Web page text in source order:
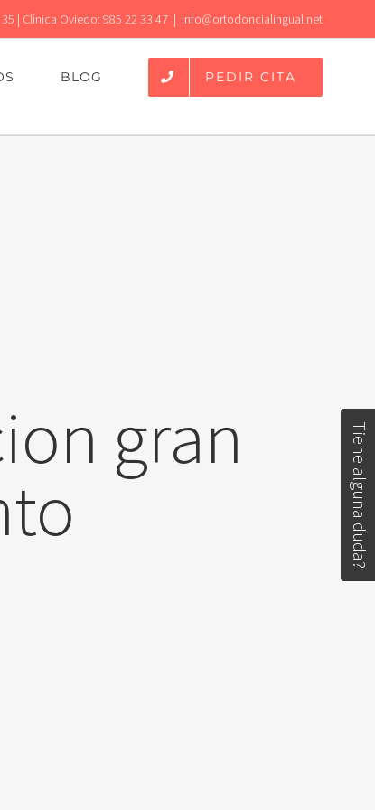
| Clínica Oviedo: 985 22 33 47 | info@ortodoncialingual.net
BLOG PEDIR CITA
gran Tiene alguna duda?